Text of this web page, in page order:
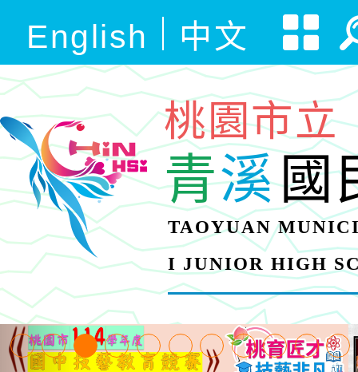
English 中文
桃園市立
青溪國
TAOYUAN
I JUNIOR HIGH